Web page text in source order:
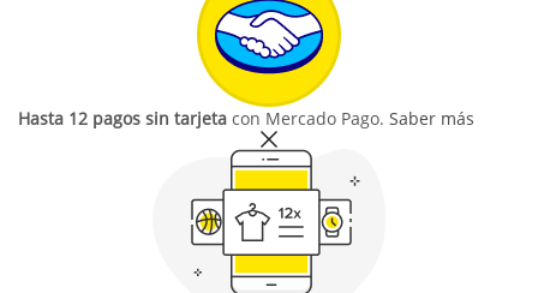
Hasta 12 pagos sin tarjeta con Mercado Pago. Saber más